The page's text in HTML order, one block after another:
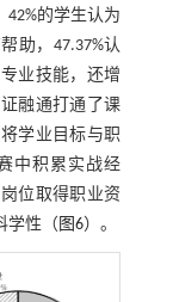
的学生认为
助，47.37%认
业技能，还增
融通打通了课
学业目标与职
中积累实战经
位取得职业资
学性（ 图6）。